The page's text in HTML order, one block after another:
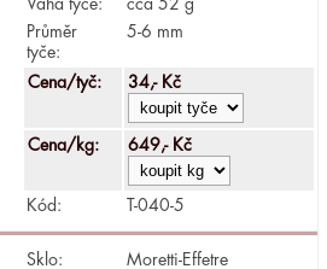
Průměr
tyče:
5-6 mm
Cena/tyč: 34,- Kč
Cena/kg: 649,- Kč
Kód: T-040-5
Sklo:
Moretti-Effetre